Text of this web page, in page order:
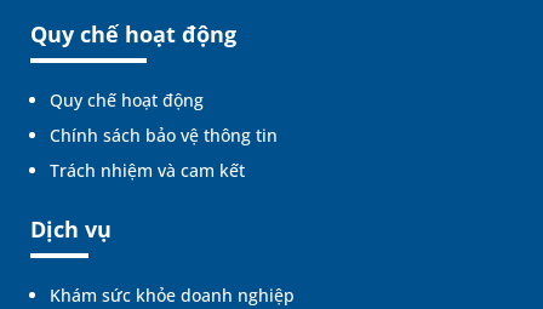
Quy chế hoạt động
Quy chế hoạt động
Chính sách bảo vệ thông tin
Trách nhiệm và cam kết
Dịch vụ
Khám sức khỏe doanh nghiệp